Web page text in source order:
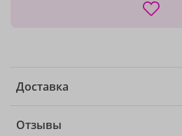
Доставка
Отзывы